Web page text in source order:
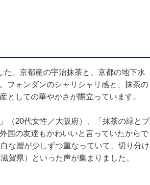
。京都産の宇治抹茶と、京都の地下水
フォンダンのシャリシャリ感と、抹茶の
としての華やかさが際立っています。
（20代女性／大阪府）、「抹茶の緑とプ
国の友達もかわいいと言っていたからで
な層が少しずつ重なっていて、切り分け
賀県）といった声が集まりました。